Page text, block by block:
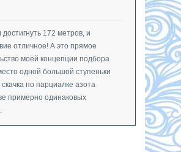
172 метров, и
отличное! А это прямое
моей концепции подбора
одной большой ступеньки
по парциалке азота
примерно одинаковых